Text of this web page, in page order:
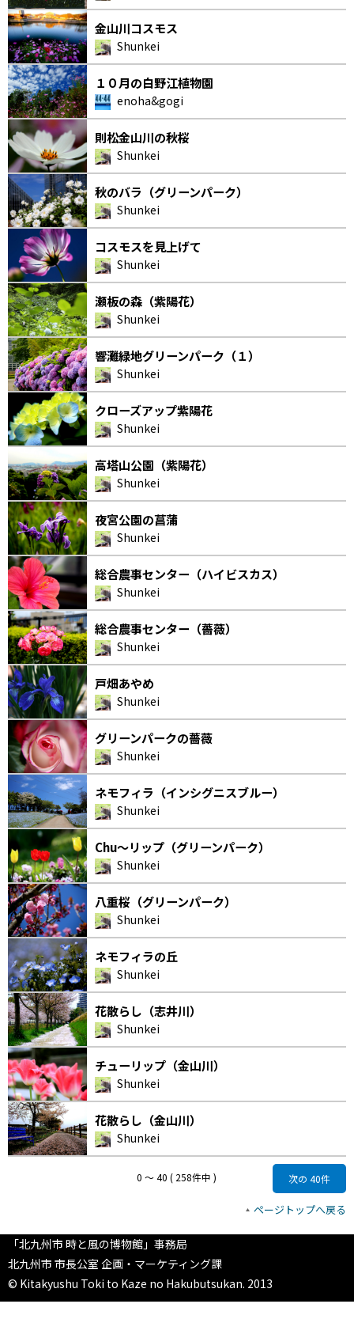
金山川コスモス
Shunkei
１０月の白野江植物園
enoha&gogi
則松金山川の秋桜
Shunkei
秋のバラ（グリーンパーク）
Shunkei
コスモスを見上げて
Shunkei
瀬板の森（紫陽花）
Shunkei
響灘緑地グリーンパーク（１）
Shunkei
クローズアップ紫陽花
Shunkei
高塔山公園（紫陽花）
Shunkei
夜宮公園の菖蒲
Shunkei
総合農事センター（ハイビスカス）
Shunkei
総合農事センター（薔薇）
Shunkei
戸畑あやめ
Shunkei
グリーンパークの薔薇
Shunkei
ネモフィラ（インシグニスブルー）
Shunkei
Chu～リップ（グリーンパーク）
Shunkei
八重桜（グリーンパーク）
Shunkei
ネモフィラの丘
Shunkei
花散らし（志井川）
Shunkei
チューリップ（金山川）
Shunkei
花散らし（金山川）
Shunkei
0 〜 40 ( 258件中 ) 次の 40件
ページトップへ戻る
「北九州市 時と風の博物館」事務局
北九州市 市長公室 企画・マーケティング課
© Kitakyushu Toki to Kaze no Hakubutsukan. 2013